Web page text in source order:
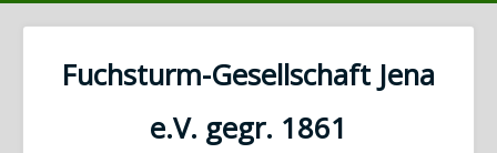
Fuchsturm-Gesellschaft Jena
e.V. gegr. 1861